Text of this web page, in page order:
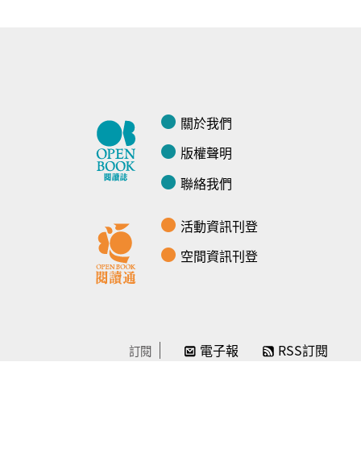
關於我們
版權聲明
聯絡我們
活動資訊刊登
空間資訊刊登
訂閱 電子報 RSS訂閱